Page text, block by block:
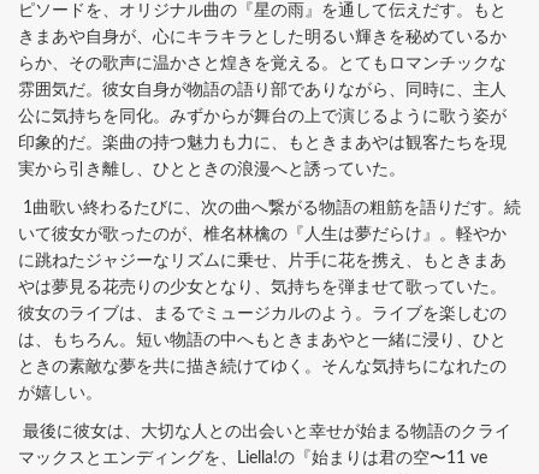
ピソードを、オリジナル曲の『星の雨』を通して伝えだす。もと
きまあや自身が、心にキラキラとした明るい輝きを秘めているか
らか、その歌声に温かさと煌きを覚える。とてもロマンチックな
雰囲気だ。彼女自身が物語の語り部でありながら、同時に、主人
公に気持ちを同化。みずからが舞台の上で演じるように歌う姿が
印象的だ。楽曲の持つ魅力も力に、もときまあやは観客たちを現
実から引き離し、ひとときの浪漫へと誘っていた。
1曲歌い終わるたびに、次の曲へ繋がる物語の粗筋を語りだす。続
いて彼女が歌ったのが、椎名林檎の『人生は夢だらけ』。軽やか
に跳ねたジャジーなリズムに乗せ、片手に花を携え、もときまあ
やは夢見る花売りの少女となり、気持ちを弾ませて歌っていた。
彼女のライブは、まるでミュージカルのよう。ライブを楽しむの
は、もちろん。短い物語の中へもときまあやと一緒に浸り、ひと
ときの素敵な夢を共に描き続けてゆく。そんな気持ちになれたの
が嬉しい。
最後に彼女は、大切な人との出会いと幸せが始まる物語のクライ
マックスとエンディングを、Liella!の『始まりは君の空〜11 ve